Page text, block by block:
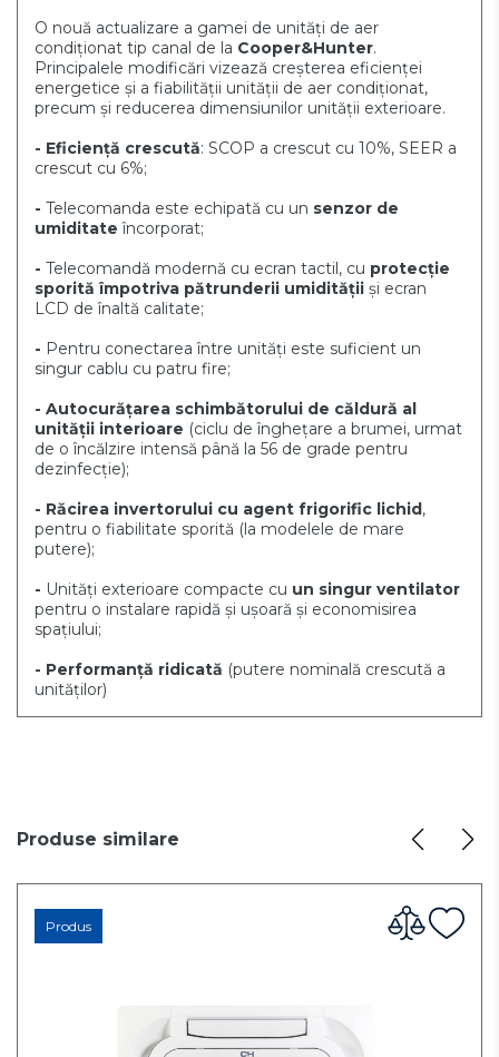
O nouă actualizare a gamei de unități de aer
condiționat tip canal de la Cooper&Hunter.
Principalele modificări vizează creșterea eficienței
energetice și a fiabilității unității de aer condiționat,
precum și reducerea dimensiunilor unității exterioare.
- Eficiență crescută: SCOP a crescut cu 10%, SEER a
crescut cu 6%;
- Telecomanda este echipată cu un senzor de
umiditate încorporat;
- Telecomandă modernă cu ecran tactil, cu protecție
sporită împotriva pătrunderii umidității și ecran
LCD de înaltă calitate;
- Pentru conectarea între unități este suficient un
singur cablu cu patru fire;
- Autocurățarea schimbătorului de căldură al
unității interioare (ciclu de înghețare a brumei, urmat
de o încălzire intensă până la 56 de grade pentru
dezinfecție);
- Răcirea invertorului cu agent frigorific lichid ,
pentru o fiabilitate sporită (la modelele de mare
putere);
- Unități exterioare compacte cu un singur ventilator
pentru o instalare rapidă și ușoară și economisirea
spațiului;
- Performanță ridicată (putere nominală crescută a
unităților)
Produse similare
Produs